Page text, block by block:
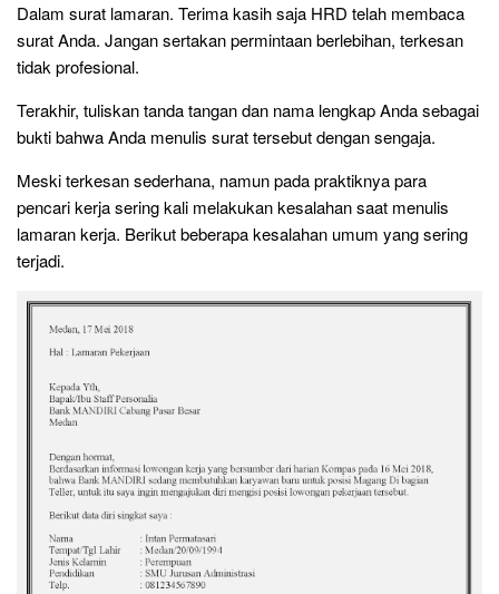
Dalam surat lamaran. Terima kasih saja HRD telah membaca
surat Anda. Jangan sertakan permintaan berlebihan, terkesan
tidak profesional.
Terakhir, tuliskan tanda tangan dan nama lengkap Anda sebagai
bukti bahwa Anda menulis surat tersebut dengan sengaja.
Meski terkesan sederhana, namun pada praktiknya para
pencari kerja sering kali melakukan kesalahan saat menulis
lamaran kerja. Berikut beberapa kesalahan umum yang sering
terjadi.